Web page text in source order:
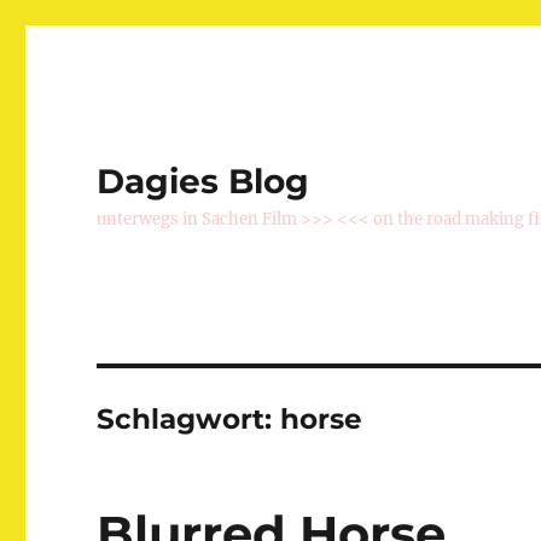
Dagies Blog
unterwegs in Sachen Film >>> <<< on the road making
Schlagwort: horse